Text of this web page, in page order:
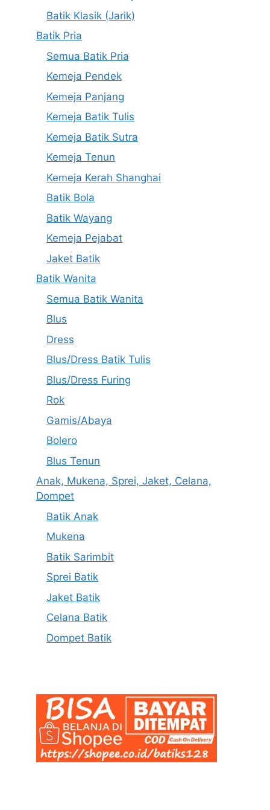
Batik Klasik (Jarik)
Batik Pria
Semua Batik Pria
Kemeja Pendek
Kemeja Panjang
Kemeja Batik Tulis
Kemeja Batik Sutra
Kemeja Tenun
Kemeja Kerah Shanghai
Batik Bola
Batik Wayang
Kemeja Pejabat
Jaket Batik
Batik Wanita
Semua Batik Wanita
Blus
Dress
Blus/Dress Batik Tulis
Blus/Dress Furing
Rok
Gamis/Abaya
Bolero
Blus Tenun
Anak, Mukena, Sprei, Jaket, Celana,
Dompet
Batik Anak
Mukena
Batik Sarimbit
Sprei Batik
Jaket Batik
Celana Batik
Dompet Batik